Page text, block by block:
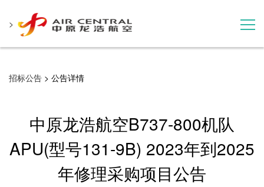
>
用户案例
招标公告 > 公告详情
中原龙浩航空B737-800机队
APU(型号131-9B) 2023年到2025
年修理采购项目公告